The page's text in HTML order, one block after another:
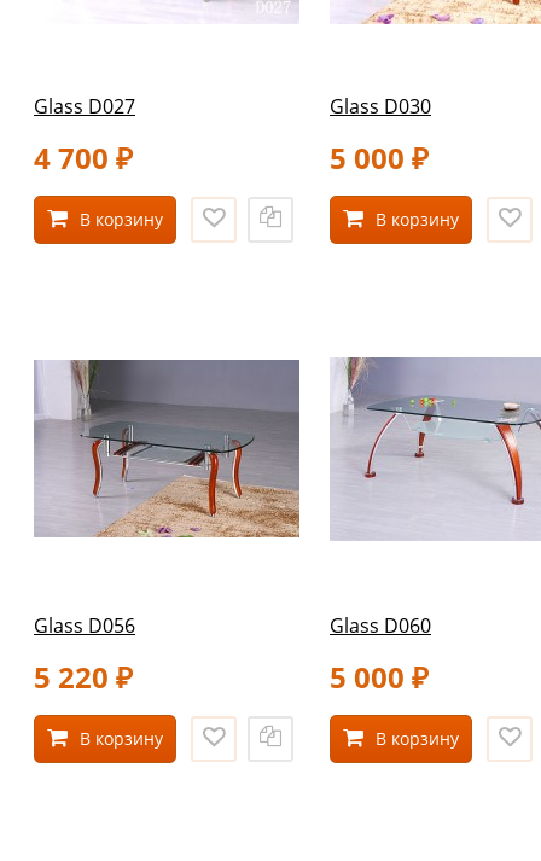
Glass D027
4 700 ₽
В корзину
Glass D030
5 000 ₽
В корзину
Glass D056
5 220 ₽
В корзину
Glass D060
5 000 ₽
В корзину